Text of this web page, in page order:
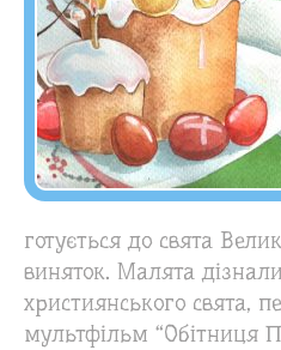
готується до свята
виняток. Малята
християнського свята,
мультфільм “Обітниця